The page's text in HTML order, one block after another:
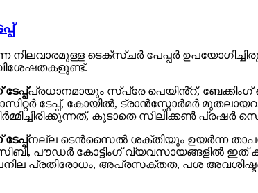
നിലവാരമുള്ള ടെക്സ്ചർ പേപ്പർ
പ്രധാനമായും സ്പ്രേ പെയിൻ്റ്,
ടേപ്പ്, കോയിൽ, ട്രാൻസ്ഫോർമർ
കൂടാതെ സിലിക്കൺ
നല്ല ടെൻസൈൽ ശക്തിയും ഉയർന്ന
പൗഡർ കോട്ടിംഗ് വ്യവസായങ്ങളിൽ ഇത്
പ്രതിരോധം, അപ്രസക്തത, പശ